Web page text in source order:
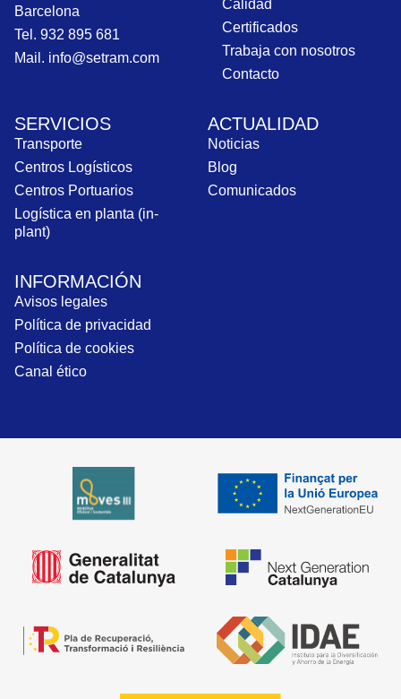
Barcelona
Tel. 932 895 681
Mail. info@setram.com
Calidad
Certificados
Trabaja con nosotros
Contacto
SERVICIOS
Transporte
Centros Logísticos
Centros Portuarios
Logística en planta (in-
plant)
ACTUALIDAD
Noticias
Blog
Comunicados
INFORMACIÓN
Avisos legales
Política de privacidad
Política de cookies
Canal ético